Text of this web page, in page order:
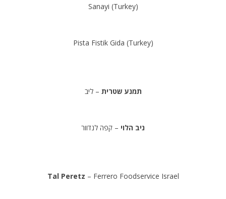
Sanayi (Turkey)
Pista Fistik Gida (Turkey)
תמנע שטרית – ליב
ניב הלוי – קפה לנדוור
Tal Peretz – Ferrero Foodservice Israel